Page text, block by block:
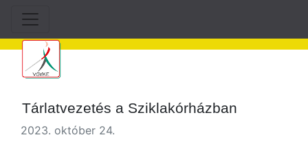
Tárlatvezetés a Sziklakórházban
2023. október 24.